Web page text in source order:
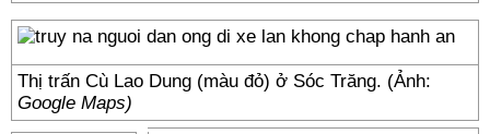
Thị trấn Cù Lao Dung (màu đỏ) ở Sóc Trăng. (Ảnh:
Google Maps)